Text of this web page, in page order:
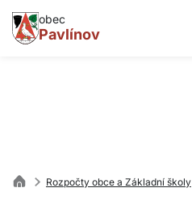
obec
Pavlínov
Rozpočty obce a Základní školy